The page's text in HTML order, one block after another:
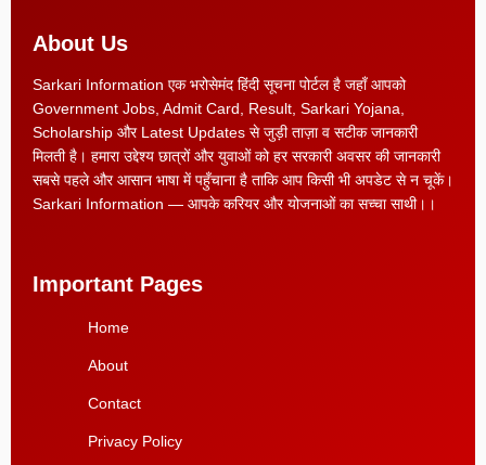
About Us
Sarkari Information एक भरोसेमंद हिंदी सूचना पोर्टल है जहाँ आपको
Government Jobs, Admit Card, Result, Sarkari Yojana,
Scholarship और Latest Updates से जुड़ी ताज़ा व सटीक जानकारी
मिलती है। हमारा उद्देश्य छात्रों और युवाओं को हर सरकारी अवसर की जानकारी
सबसे पहले और आसान भाषा में पहुँचाना है ताकि आप किसी भी अपडेट से न चूकें।
Sarkari Information — आपके करियर और योजनाओं का सच्चा साथी।।
Important Pages
Home
About
Contact
Privacy Policy